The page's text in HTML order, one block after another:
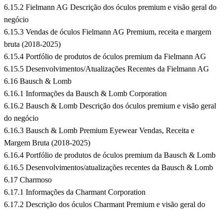
6.15.2 Fielmann AG Descrição dos óculos premium e visão geral do
negócio
6.15.3 Vendas de óculos Fielmann AG Premium, receita e margem
bruta (2018-2025)
6.15.4 Portfólio de produtos de óculos premium da Fielmann AG
6.15.5 Desenvolvimentos/Atualizações Recentes da Fielmann AG
6.16 Bausch & Lomb
6.16.1 Informações da Bausch & Lomb Corporation
6.16.2 Bausch & Lomb Descrição dos óculos premium e visão geral
do negócio
6.16.3 Bausch & Lomb Premium Eyewear Vendas, Receita e
Margem Bruta (2018-2025)
6.16.4 Portfólio de produtos de óculos premium da Bausch & Lomb
6.16.5 Desenvolvimentos/atualizações recentes da Bausch & Lomb
6.17 Charmoso
6.17.1 Informações da Charmant Corporation
6.17.2 Descrição dos óculos Charmant Premium e visão geral do